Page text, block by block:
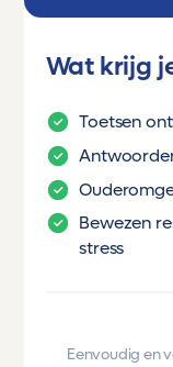
Wat krijg
Toetsen
Bewezen
stress
Eenvoudig en